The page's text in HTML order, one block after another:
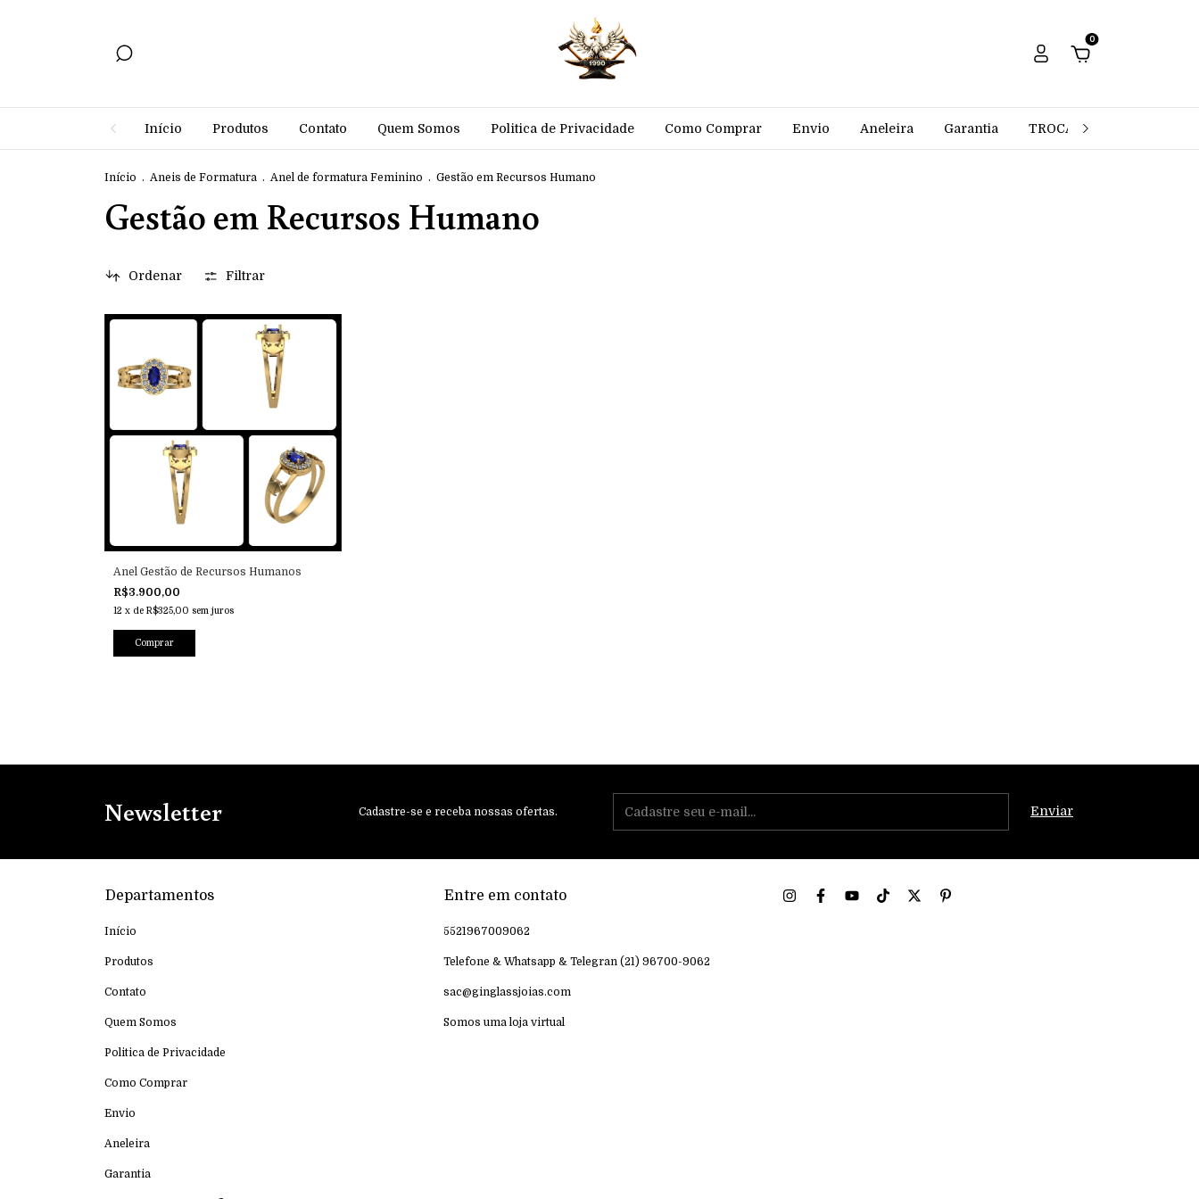
0
Início Produtos Contato Quem Somos Politica de Privacidade Como Comprar Envio Aneleira Garantia TROCAS E DEVOLUÇÕES
Início . Aneis de Formatura . Anel de formatura Feminino . Gestão em Recursos Humano
Gestão em Recursos Humano
Ordenar Filtrar
Anel Gestão de Recursos Humanos
R$3.900,00
12 x de R$325,00 sem juros
Comprar
Newsletter Cadastre-se e receba nossas ofertas.
Departamentos
Início
Produtos
Contato
Quem Somos
Politica de Privacidade
Como Comprar
Envio
Aneleira
Garantia
Entre em contato
5521967009062
Telefone & Whatsapp & Telegran (21) 96700-9062
sac@ginglassjoias.com
Somos uma loja virtual